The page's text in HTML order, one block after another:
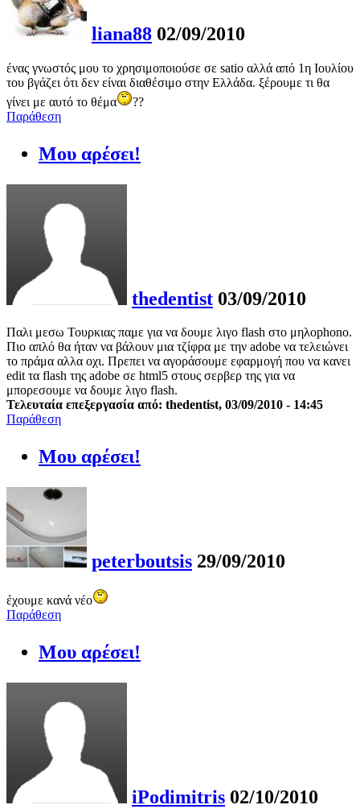
liana88 02/09/2010
ένας γνωστός μου το χρησιμοποιούσε σε satio αλλά από 1η Ιουλίου
του βγάζει ότι δεν είναι διαθέσιμο στην Ελλάδα. ξέρουμε τι θα
γίνει με αυτό το θέμα
??
Παράθεση
Μου αρέσει!
thedentist 03/09/2010
Παλι μεσω Τουρκιας παμε για να δουμε λιγο flash στο μηλοphono.
Πιο απλό θα ήταν να βάλουν μια τζίφρα με την adobe να τελειώνει
το πράμα αλλα οχι. Πρεπει να αγοράσουμε εφαρμογή που να κανει
edit τα flash της adobe σε html5 στους σερβερ της για να
μπορεσουμε να δουμε λιγο flash.
Τελευταία επεξεργασία από: thedentist, 03/09/2010 - 14:45
Παράθεση
Μου αρέσει!
peterboutsis 29/09/2010
έχουμε κανά νέο
Παράθεση
Μου αρέσει!
iPodimitris 02/10/2010